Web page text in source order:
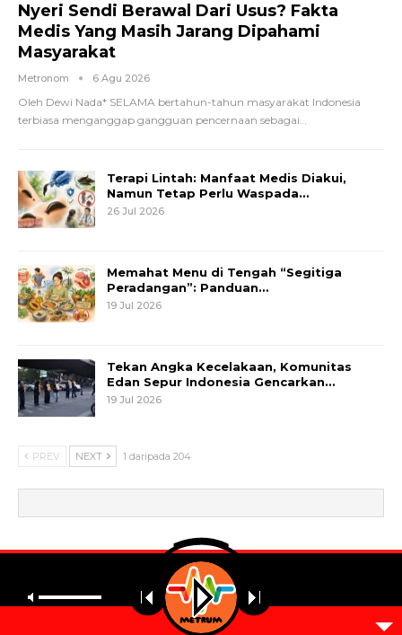
Nyeri Sendi Berawal Dari Usus? Fakta
Medis Yang Masih Jarang Dipahami
Masyarakat
Metronom 6 Agu 2026
Oleh Dewi Nada* SELAMA bertahun-tahun masyarakat Indonesia
terbiasa menganggap gangguan pencernaan sebagai…
Terapi Lintah: Manfaat Medis Diakui,
Namun Tetap Perlu Waspada…
26 Jul 2026
Memahat Menu di Tengah “Segitiga
Peradangan”: Panduan…
19 Jul 2026
Tekan Angka Kecelakaan, Komunitas
Edan Sepur Indonesia Gencarkan…
19 Jul 2026
PREV NEXT 1 daripada 204
© 2026 - Metrum. All Rights Reserved.